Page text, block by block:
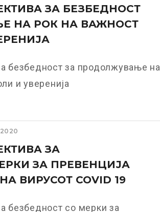
ЗА БЕЗБЕДНОСТ
НА РОК НА ВАЖНОСТ
безбедност за продолжување на
и уверенија
ЗА
ЗА ПРЕВЕНЦИЈА
ВИРУСОТ COVID 19
безбедност со мерки за